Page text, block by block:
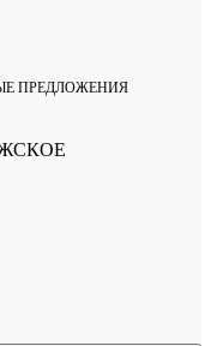
ПРЕДЛОЖЕНИЯ